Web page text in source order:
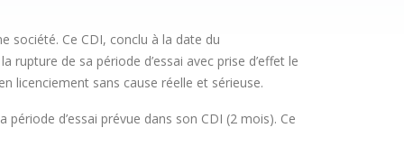
société. Ce CDI, conclu à la date du
de sa période d’essai avec prise d’effet le
licenciement sans cause réelle et sérieuse.
d’essai prévue dans son CDI (2 mois). Ce